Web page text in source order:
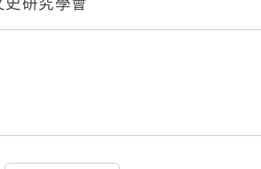
，第二行頂格寫作。文體乃四書
要求，要有四組大型的對偶，正